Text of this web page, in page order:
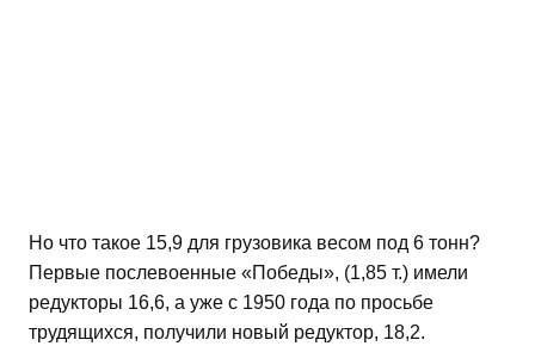
Но что такое 15,9 для грузовика весом под 6 тонн?
Первые послевоенные «Победы», (1,85 т.) имели
редукторы 16,6, а уже с 1950 года по просьбе
трудящихся, получили новый редуктор, 18,2.